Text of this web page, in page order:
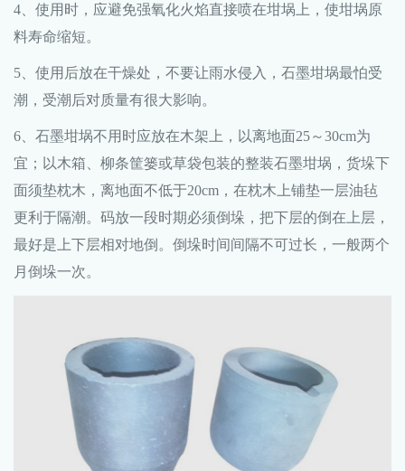
4、使用时，应避免强氧化火焰直接喷在坩埚上，使坩埚原
料寿命缩短。
5、使用后放在干燥处，不要让雨水侵入，石墨坩埚最怕受
潮，受潮后对质量有很大影响。
6、石墨坩埚不用时应放在木架上，以离地面25～30cm为
宜；以木箱、柳条筐篓或草袋包装的整装石墨坩埚，货垛下
面须垫枕木，离地面不低于20cm，在枕木上铺垫一层油毡
更利于隔潮。码放一段时期必须倒垛，把下层的倒在上层，
最好是上下层相对地倒。倒垛时间间隔不可过长，一般两个
月倒垛一次。